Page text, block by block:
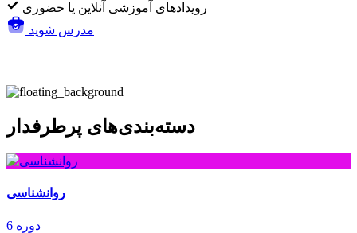
رویدادهای آموزشی آنلاین یا حضوری
مدرس شوید
دسته‌بندی‌های پرطرفدار
روانشناسی
6 دوره